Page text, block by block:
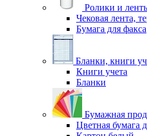
Ролики и
Чековая лента,
Бумага для факса
Бланки, книги
Книги учета
Бланки
Бумажная
Цветная бумага